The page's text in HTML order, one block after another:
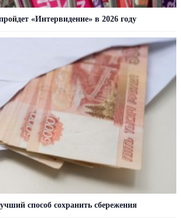
«Интервидение» в 2026 году
способ сохранить сбережения